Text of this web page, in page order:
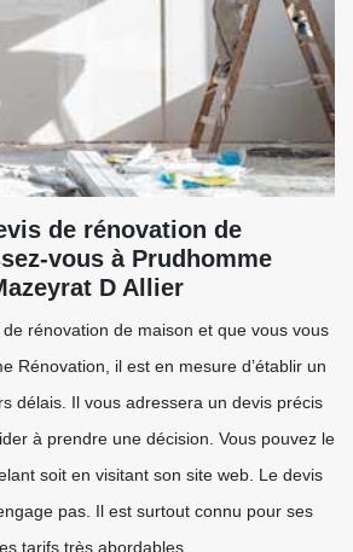
de rénovation de
vous à Prudhomme
D Allier
rénovation de maison et que vous vous
Rénovation, il est en mesure d’établir un
délais. Il vous adressera un devis précis
à prendre une décision. Vous pouvez le
soit en visitant son site web. Le devis
pas. Il est surtout connu pour ses
tarifs très abordables.